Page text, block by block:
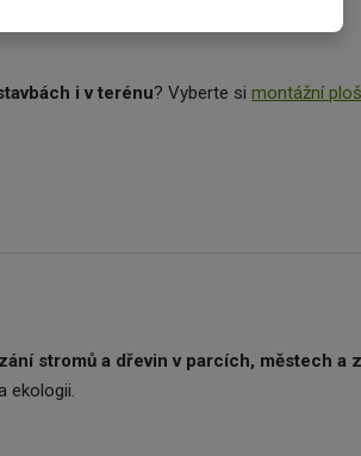
i v terénu? Vyberte si montážní
stromů a dřevin v parcích, městech a
ekologii.